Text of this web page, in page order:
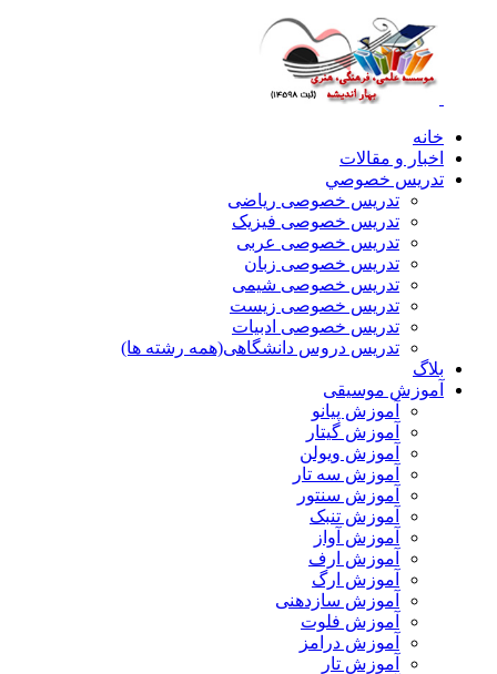
خانه
اخبار و مقالات
تدريس خصوصي
تدریس خصوصی ریاضی
تدریس خصوصی فیزیک
تدریس خصوصی عربی
تدریس خصوصی زبان
تدریس خصوصی شیمی
تدریس خصوصی زیست
تدریس خصوصی ادبیات
تدریس دروس دانشگاهی(همه رشته ها)
بلاگ
آموزش موسیقی
آموزش پیانو
آموزش گیتار
آموزش ویولن
آموزش سه تار
آموزش سنتور
آموزش تنبک
آموزش آواز
آموزش ارف
آموزش ارگ
آموزش سازدهنی
آموزش فلوت
آموزش درامز
آموزش تار